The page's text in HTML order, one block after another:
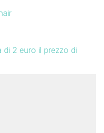
di 2 euro il prezzo di